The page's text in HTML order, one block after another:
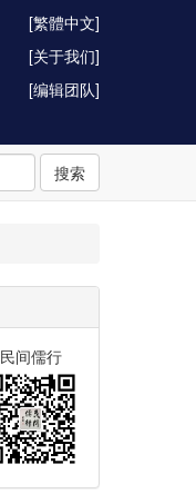
[繁體中文]
[关于我们]
[编辑团队]
搜索
民间儒行